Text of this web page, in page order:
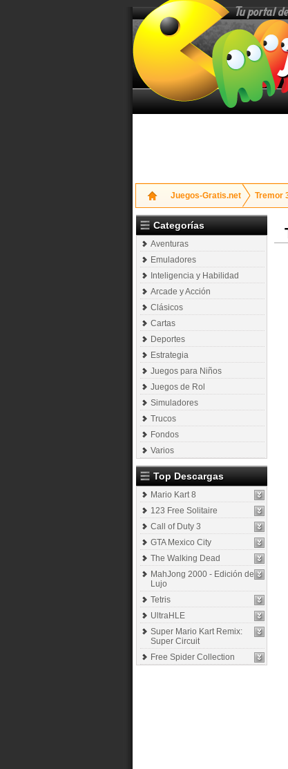
Tu portal
Juegos-Gratis.net Tremor
Categorías
Aventuras
Emuladores
Inteligencia y Habilidad
Arcade y Acción
Clásicos
Cartas
Deportes
Estrategia
Juegos para Niños
Juegos de Rol
Simuladores
Trucos
Fondos
Varios
Top Descargas
Mario Kart 8
123 Free Solitaire
Call of Duty 3
GTA Mexico City
The Walking Dead
MahJong 2000 - Edición de
Lujo
Tetris
UltraHLE
Super Mario Kart Remix:
Super Circuit
Free Spider Collection